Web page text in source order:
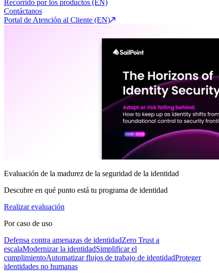
Recorrido por los productos (EN)
Contáctanos
Portal de Atención al Cliente (EN)
Evaluación de la madurez de la seguridad de la identidad
Descubre en qué punto está tu programa de identidad
Realizar evaluación
Por caso de uso
Defensa contra amenazas de identidadZero Trust a
escalaModernizar la identidadSimplificar el
cumplimientoAutomatizar flujos de trabajo de identidadProteger
identidades no humanas